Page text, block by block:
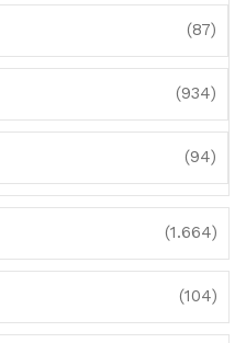
(87)
(934)
(94)
(1.664)
(104)